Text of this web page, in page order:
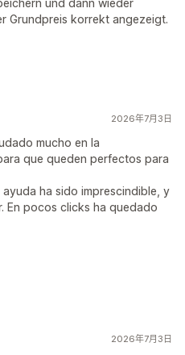
und dann wieder
Grundpreis korrekt angezeigt.
2026年7月3日
mucho en la
que queden perfectos para
ha sido imprescindible, y
En pocos clicks ha quedado
2026年7月3日